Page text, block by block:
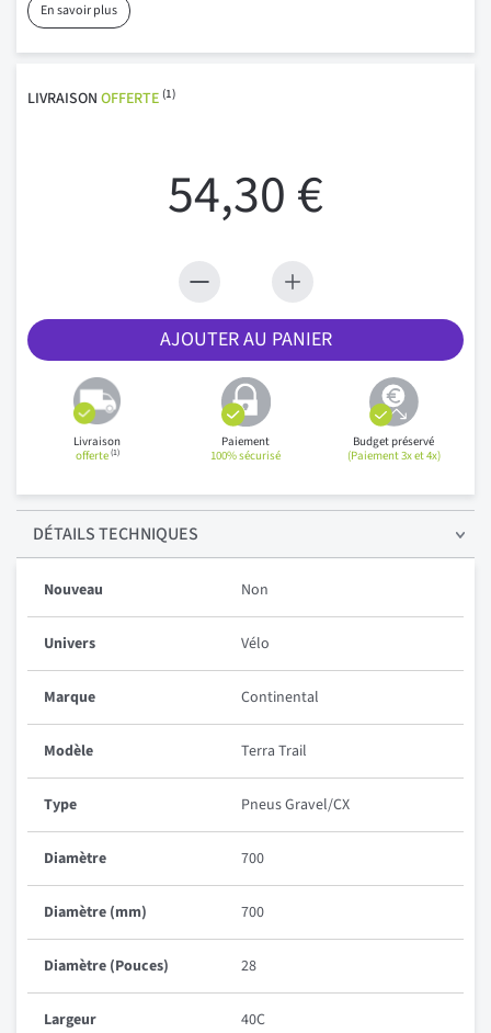
En savoir plus
LIVRAISON OFFERTE (1)
54,30 €
AJOUTER AU PANIER
Livraison
offerte(1)
Paiement
100% sécurisé
Budget préservé
(Paiement 3x et 4x)
DÉTAILSTECHNIQUES
Nouveau Non
Univers Vélo
Marque Continental
Modèle Terra Trail
Type Pneus Gravel/CX
Diamètre 700
Diamètre (mm) 700
Diamètre (Pouces) 28
Largeur 40C